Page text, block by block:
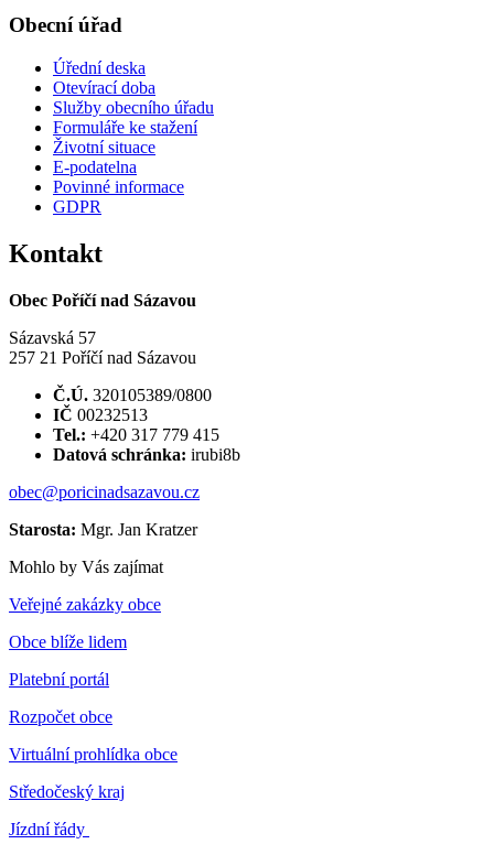
Obecní úřad
Úřední deska
Otevírací doba
Služby obecního úřadu
Formuláře ke stažení
Životní situace
E-podatelna
Povinné informace
GDPR
Kontakt
Obec Poříčí nad Sázavou
Sázavská 57
257 21 Poříčí nad Sázavou
Č.Ú. 320105389/0800
IČ 00232513
Tel.: +420 317 779 415
Datová schránka: irubi8b
obec@poricinadsazavou.cz
Starosta: Mgr. Jan Kratzer
Mohlo by Vás zajímat
Veřejné zakázky obce
Obce blíže lidem
Platební portál
Rozpočet obce
Virtuální prohlídka obce
Středočeský kraj
Jízdní řády